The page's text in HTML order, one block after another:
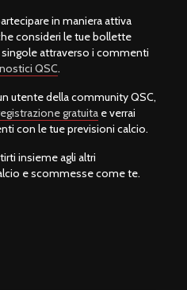
in maniera attiva
consideri le tue bollette
attraverso i commenti
QSC.
utente della community QSC,
gratuita e verrai
con le tue previsioni calcio.
insieme agli altri
e scommesse come te.